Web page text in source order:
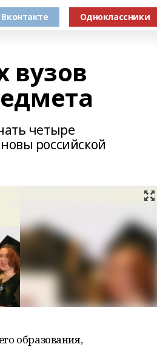
Вконтакте Одноклассники
вузов
четыре
российской
образования,